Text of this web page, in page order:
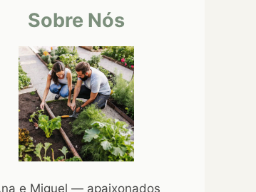
Sobre Nós
e Miguel — apaixonados